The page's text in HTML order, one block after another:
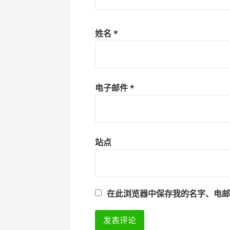
姓名*
电子邮件*
站点
在此浏览器中保存我的名字、电邮